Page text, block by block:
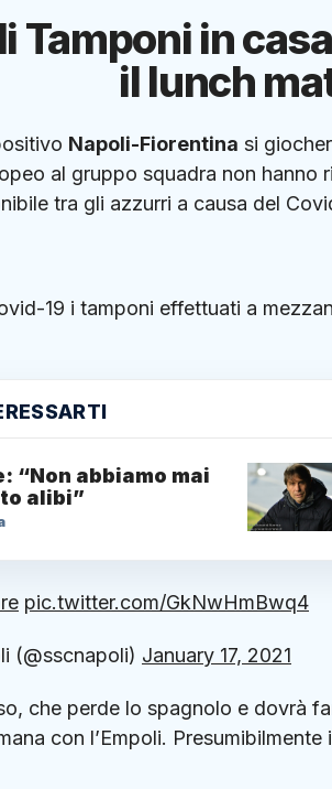
Tamponi in
il lunch
Napoli-Fiorentina si
al gruppo squadra non hanno
tra gli azzurri a causa del
19 i tamponi effettuati a
“Non abbiamo mai
alibi”
pic.twitter.com/GkNwHmBwq4
(@sscnapoli) January 17, 2021
che perde lo spagnolo e dovrà
con l’Empoli.